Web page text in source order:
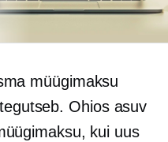
müügimaksu
Ohios asuv
kui uus